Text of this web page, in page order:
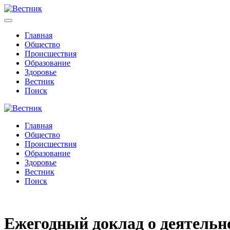
Главная
Общество
Происшествия
Образование
Здоровье
Вестник
Поиск
Главная
Общество
Происшествия
Образование
Здоровье
Вестник
Поиск
Ежегодный доклад о